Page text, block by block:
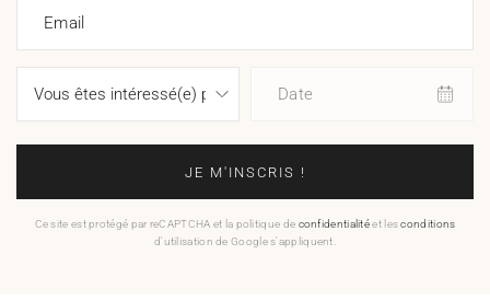
Email
Date
JE M'INSCRIS !
Ce site est protégé par reCAPTCHA et la politique de confidentialitéet lesconditions
d'utilisation de Google s'appliquent.